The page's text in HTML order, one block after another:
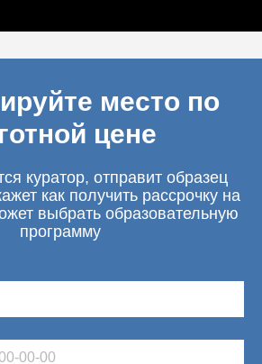
место по
цене
куратор, отправит образец
как получить рассрочку на
выбрать образовательную
программу